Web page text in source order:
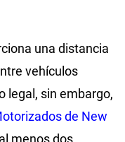
una distancia
vehículos
legal, sin embargo,
de New
menos dos